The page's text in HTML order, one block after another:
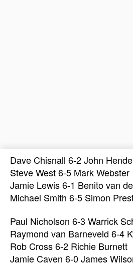
Dave Chisnall 6-2 John
Steve West 6-5 Mark Webster
Jamie Lewis 6-1 Benito van
Michael Smith 6-5 Simon
Paul Nicholson 6-3 Warrick
Raymond van Barneveld 6-4
Rob Cross 6-2 Richie Burnett
Jamie Caven 6-0 James